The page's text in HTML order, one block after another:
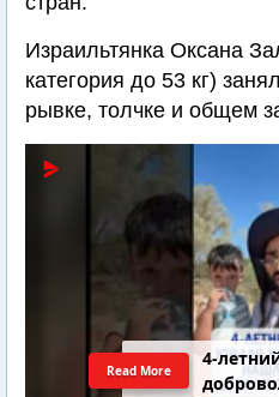
Израильтянка Оксана
категория до 53 кг)
рывке, толчке и общем
4-
Read More